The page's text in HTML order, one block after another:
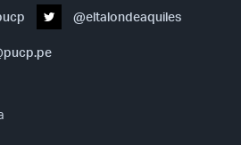
@eltalondeaquiles